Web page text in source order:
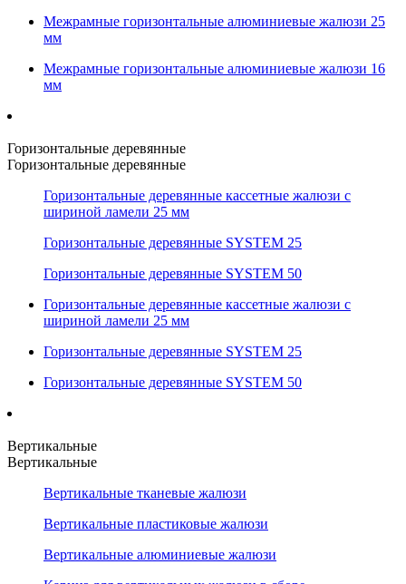
Межрамные горизонтальные алюминиевые жалюзи 25
мм
Межрамные горизонтальные алюминиевые жалюзи 16
мм
Горизонтальные деревянные
Горизонтальные деревянные
Горизонтальные деревянные кассетные жалюзи с
шириной ламели 25 мм
Горизонтальные деревянные SYSTEM 25
Горизонтальные деревянные SYSTEM 50
Горизонтальные деревянные кассетные жалюзи с
шириной ламели 25 мм
Горизонтальные деревянные SYSTEM 25
Горизонтальные деревянные SYSTEM 50
Вертикальные
Вертикальные
Вертикальные тканевые жалюзи
Вертикальные пластиковые жалюзи
Вертикальные алюминиевые жалюзи